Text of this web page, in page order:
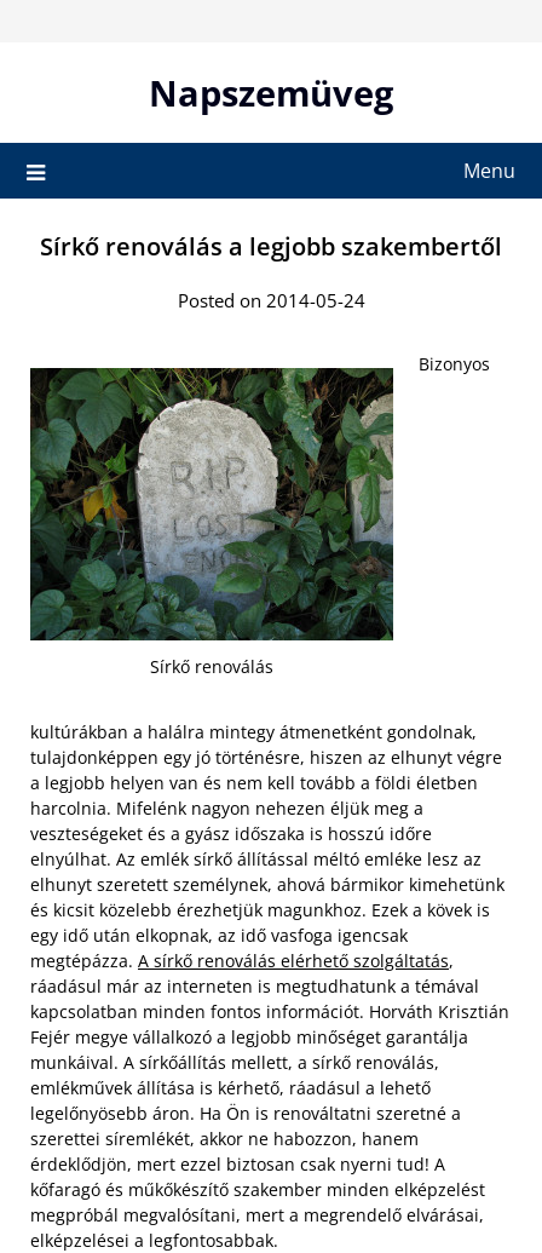
Napszemüveg
Menu
Sírkő renoválás a legjobb szakembertől
Posted on 2014-05-24
Sírkő renoválás
Bizonyos
kultúrákban a halálra mintegy átmenetként gondolnak,
tulajdonképpen egy jó történésre, hiszen az elhunyt végre
a legjobb helyen van és nem kell tovább a földi életben
harcolnia. Mifelénk nagyon nehezen éljük meg a
veszteségeket és a gyász időszaka is hosszú időre
elnyúlhat. Az emlék sírkő állítással méltó emléke lesz az
elhunyt szeretett személynek, ahová bármikor kimehetünk
és kicsit közelebb érezhetjük magunkhoz. Ezek a kövek is
egy idő után elkopnak, az idő vasfoga igencsak
megtépázza. A sírkő renoválás elérhető szolgáltatás,
ráadásul már az interneten is megtudhatunk a témával
kapcsolatban minden fontos információt. Horváth Krisztián
Fejér megye vállalkozó a legjobb minőséget garantálja
munkáival. A sírkőállítás mellett, a sírkő renoválás,
emlékművek állítása is kérhető, ráadásul a lehető
legelőnyösebb áron. Ha Ön is renováltatni szeretné a
szerettei síremlékét, akkor ne habozzon, hanem
érdeklődjön, mert ezzel biztosan csak nyerni tud! A
kőfaragó és műkőkészítő szakember minden elképzelést
megpróbál megvalósítani, mert a megrendelő elvárásai,
elképzelései a legfontosabbak.